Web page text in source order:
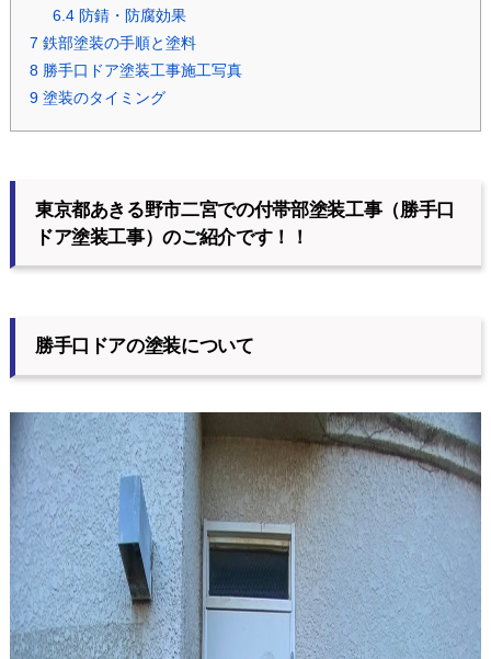
6.4防錆・防腐効果
7 鉄部塗装の手順と塗料
8勝手口ドア塗装工事施工写真
9塗装のタイミング
東京都あきる野市二宮での付帯部塗装工事（勝手口
ドア塗装工事）のご紹介です！！
勝手口ドアの塗装について